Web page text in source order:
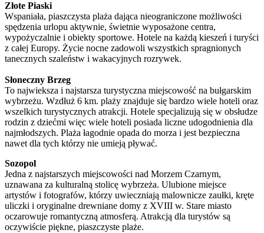
Złote Piaski
Wspaniała, piaszczysta plaża dająca nieograniczone możliwości
spędzenia urlopu aktywnie, świetnie wyposażone centra,
wypożyczalnie i obiekty sportowe. Hotele na każdą kieszeń i turyści
z całej Europy. Życie nocne zadowoli wszystkich spragnionych
tanecznych szaleństw i wakacyjnych rozrywek.
Słoneczny Brzeg
To najwieksza i najstarsza turystyczna miejscowość na bułgarskim
wybrzeżu. Wzdłuż 6 km. plaży znajduje się bardzo wiele hoteli oraz
wszelkich turystycznych atrakcji. Hotele specjalizują się w obsłudze
rodzin z dziećmi więc wiele hoteli posiada liczne udogodnienia dla
najmłodszych. Plaża łagodnie opada do morza i jest bezpieczna
nawet dla tych którzy nie umieją pływać.
Sozopol
Jedna z najstarszych miejscowości nad Morzem Czarnym,
uznawana za kulturalną stolicę wybrzeża. Ulubione miejsce
artystów i fotografów, którzy uwieczniają malownicze zaułki, kręte
uliczki i oryginalne drewniane domy z XVIII w. Stare miasto
oczarowuje romantyczną atmosferą. Atrakcją dla turystów są
oczywiście piękne, piaszczyste plaże.